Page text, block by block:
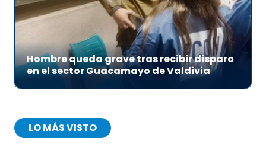
Hombre queda grave tras recibir disparo
en el sector Guacamayo de Valdivia
LO MÁS VISTO